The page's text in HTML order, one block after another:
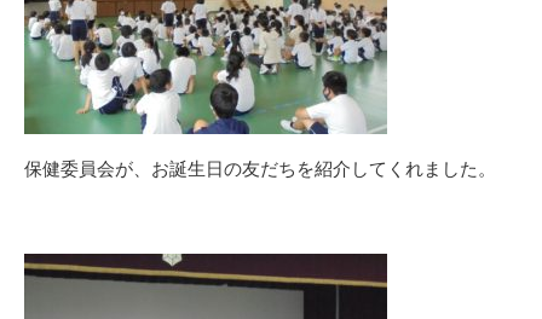
保健委員会が、お誕生日の友だちを紹介してくれました。